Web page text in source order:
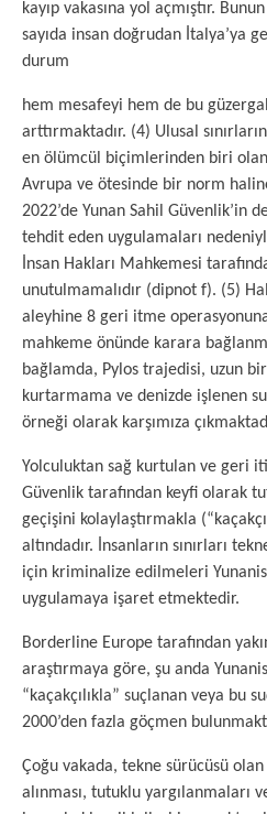
kayıp vakasına yol açmıştır.
sayıda insan doğrudan İtalya’ya
durum
hem mesafeyi hem de bu
arttırmaktadır. (4) Ulusal
en ölümcül biçimlerinden biri
Avrupa ve ötesinde bir norm
2022’de Yunan Sahil Güvenlik’in
tehdit eden uygulamaları
İnsan Hakları Mahkemesi
unutulmamalıdır (dipnot f). (5)
aleyhine 8 geri itme
mahkeme önünde karara
bağlamda, Pylos trajedisi, uzun
kurtarmama ve denizde işlenen
örneği olarak karşımıza
Yolculuktan sağ kurtulan ve geri
Güvenlik tarafından keyfi olarak
geçişini kolaylaştırmakla
altındadır. İnsanların sınırları
için kriminalize edilmeleri
uygulamaya işaret etmektedir.
Borderline Europe tarafından
araştırmaya göre, şu anda
“kaçakçılıkla” suçlanan veya bu
2000’den fazla göçmen
Çoğu vakada, tekne sürücüsü olan
alınması, tutuklu yargılanmaları